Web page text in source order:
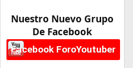
Nuestro Nuevo Grupo
De Facebook
Facebook ForoYoutuber